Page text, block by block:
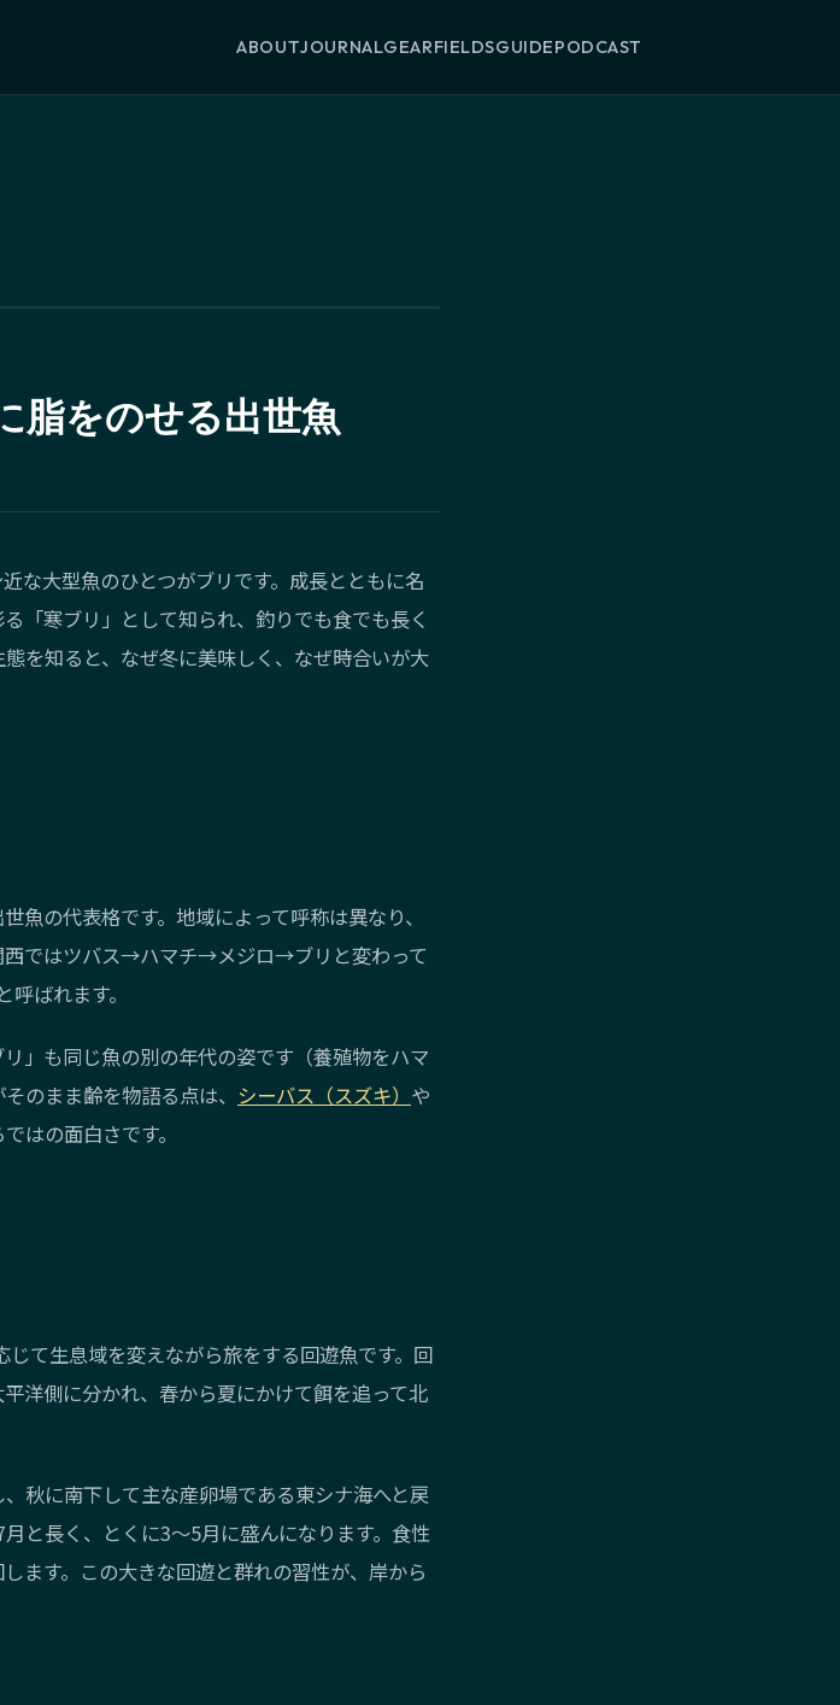
ABOUTJOURNALGEARFIELDSGUIDEPODCAST
脂をのせる出世魚
な大型魚のひとつがブリです。成長とともに名
「寒ブリ」として知られ、釣りでも食でも長く
を知ると、なぜ冬に美味しく、なぜ時合いが大
魚の代表格です。地域によって呼称は異なり、
ではツバス→ハマチ→メジロ→ブリと変わって
ばれます。
」も同じ魚の別の年代の姿です（養殖物をハマ
のまま齢を物語る点は、 シーバス（スズキ） や
はの面白さです。
て生息域を変えながら旅をする回遊魚です。回
洋側に分かれ、春から夏にかけて餌を追って北
秋に南下して主な産卵場である東シナ海へと戻
と長く、とくに3〜5月に盛んになります。食性
ます。この大きな回遊と群れの習性が、岸から